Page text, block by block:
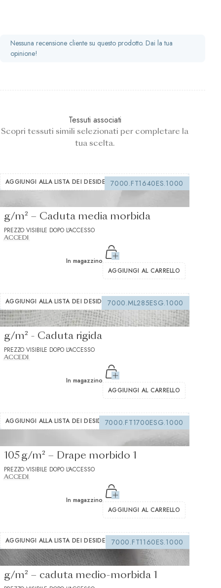
Nessuna recensione cliente su questo prodotto. Dai la tua
opinione!
Tessuti associati
Scopri tessuti simili selezionati per completare la
tua scelta.
AGGIUNGI ALLA LISTA DEI DESIDERI7000.FT1640ES.1000
g/m² – Caduta media morbida
PREZZO VISIBILE DOPO L'ACCESSO
ACCEDI
In magazzino
AGGIUNGI AL CARRELLO
AGGIUNGI ALLA LISTA DEI DESIDERI7000.ML285ESG.1000
Interfordera da cucire bianco 150
g/m² - Caduta rigida
PREZZO VISIBILE DOPO L'ACCESSO
ACCEDI
In magazzino
AGGIUNGI AL CARRELLO
AGGIUNGI ALLA LISTA DEI DESIDERI7000.FT1700ESG.1000
Interfodera termoadesiva bianca
105 g/m² – Drape morbido 1
PREZZO VISIBILE DOPO L'ACCESSO
ACCEDI
In magazzino
AGGIUNGI AL CARRELLO
AGGIUNGI ALLA LISTA DEI DESIDERI 7000.FT1160ES.1000
Interfodera termoadesiva bianca 235
g/m² – caduta medio-morbida 1